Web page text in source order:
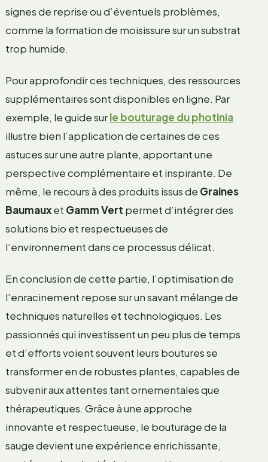
signes de reprise ou d’éventuels problèmes,
comme la formation de moisissure sur un substrat
trop humide.
Pour approfondir ces techniques, des ressources
supplémentaires sont disponibles en ligne. Par
exemple, le guide surle bouturage du photinia
illustre bien l’application de certaines de ces
astuces sur une autre plante, apportant une
perspective complémentaire et inspirante. De
même, le recours à des produits issus de Graines
Baumauxet Gamm Vert permet d’intégrer des
solutions bio et respectueuses de
l’environnement dans ce processus délicat.
En conclusion de cette partie, l’optimisation de
l’enracinement repose sur un savant mélange de
techniques naturelles et technologiques. Les
passionnés qui investissent un peu plus de temps
et d’efforts voient souvent leurs boutures se
transformer en de robustes plantes, capables de
subvenir aux attentes tant ornementales que
thérapeutiques. Grâce à une approche
innovante et respectueuse, le bouturage de la
sauge devient une expérience enrichissante,